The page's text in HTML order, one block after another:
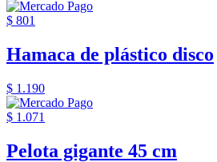
$ 801
Hamaca de plástico disco
$ 1.190
$ 1.071
Pelota gigante 45 cm